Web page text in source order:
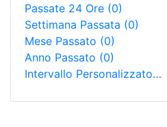
Passate 24 Ore (0)
Settimana Passata (0)
Mese Passato (0)
Anno Passato (0)
Intervallo Personalizzato…